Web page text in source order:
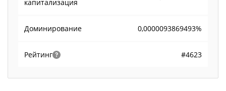
капитализация
Доминирование 0,0000093869493%
Рейтинг #4623